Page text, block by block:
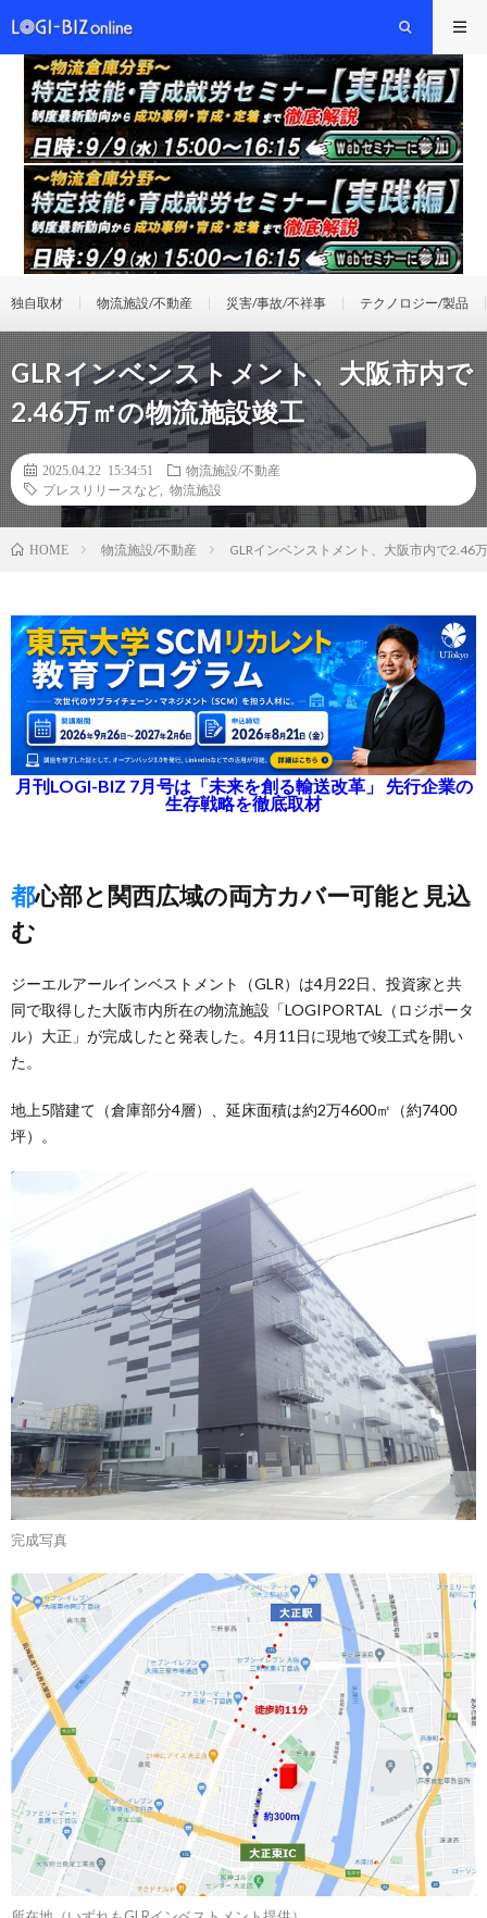
独自取材 物流施設/不動産 災害/事故/不祥事 テクノロジー/製品
GLRインベンストメント、大阪市内で
2.46万㎡の物流施設竣工
2025.04.22 15:34:51
物流施設/不動産
プレスリリースなど
物流施設
HOME 物流施設/不動産 GLRインベンストメント、大阪市内で2.46
月刊LOGI-BIZ 7月号は「未来を創る輸送改革」 先行企業の
生存戦略を徹底取材
都心部と関西広域の両方カバー可能と見込
む
ジーエルアールインベストメント（GLR）は4月22日、投資家と共
同で取得した大阪市内所在の物流施設「LOGIPORTAL（ロジポータ
ル）大正」が完成したと発表した。4月11日に現地で竣工式を開い
た。
地上5階建て（倉庫部分4層）、延床面積は約2万4600㎡（約7400
坪）。
完成写真